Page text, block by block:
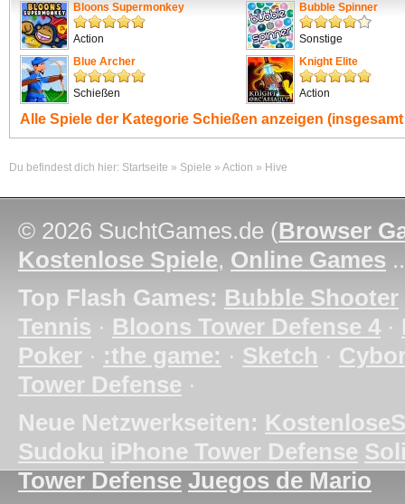
Bloons Supermonkey
Action
Bubble Spinner
Sonstige
Blue Archer
Schießen
Knight Elite
Action
Alle Spiele der Kategorie Schießen anzeigen (insgesamt
Du befindest dich hier: Startseite » Spiele » Action » Hive
© 2026 SuchtGames.de (Browser
Kostenlose Spiele, Online Games
Top Flash Games: Bubble Shooter
Tennis · Bloons Tower Defense 4 ·
Poker · :the game: · Sketch ·
Tower Defense ·
Neue Netzwerkseiten:
Sudoku iPhone Tower Defense
Tower Defense Juegos de Mario